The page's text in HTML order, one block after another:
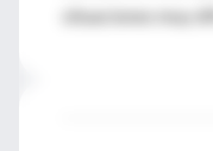
situaciones muy